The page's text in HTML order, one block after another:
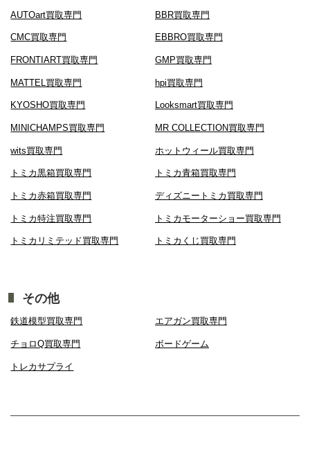
AUTOart買取専門 BBR買取専門
CMC買取専門 EBBRO買取専門
FRONTIART買取専門 GMP買取専門
MATTEL買取専門 hpi買取専門
KYOSHO買取専門 Looksmart買取専門
MINICHAMPS買取専門 MR COLLECTION買取専門
wits買取専門 ホットウィール買取専門
トミカ黒箱買取専門 トミカ青箱買取専門
トミカ赤箱買取専門 ディズニートミカ買取専門
トミカ特注買取専門 トミカモーターショー買取専門
トミカリミテッド買取専門 トミカくじ買取専門
その他
鉄道模型買取専門 エアガン買取専門
チョロQ買取専門 ボードゲーム
トレカサプライ